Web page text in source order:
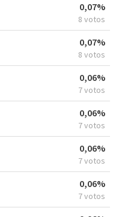
0,07%
8 votos
0,07%
8 votos
0,06%
7 votos
0,06%
7 votos
0,06%
7 votos
0,06%
7 votos